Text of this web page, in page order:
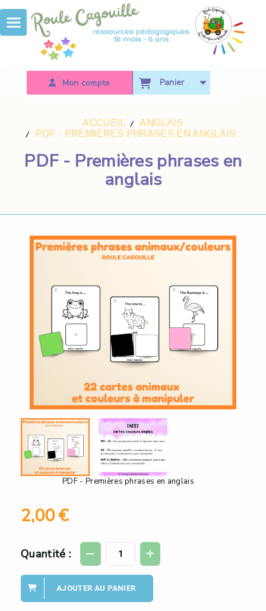
Mon compte Panier
ACCUEIL
ANGLAIS
PDF - PREMIÈRES PHRASES EN ANGLAIS
PDF - Premières phrases en
anglais
PDF - Premières phrases en anglais
2,00€
Quantité :
AJOUTER AU PANIER
Panneau de gestion des cookies